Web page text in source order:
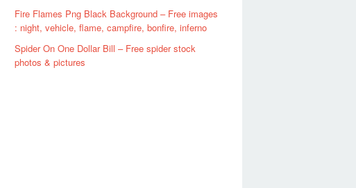
Fire Flames Png Black Background – Free images
: night, vehicle, flame, campfire, bonfire, inferno
Spider On One Dollar Bill – Free spider stock
photos & pictures